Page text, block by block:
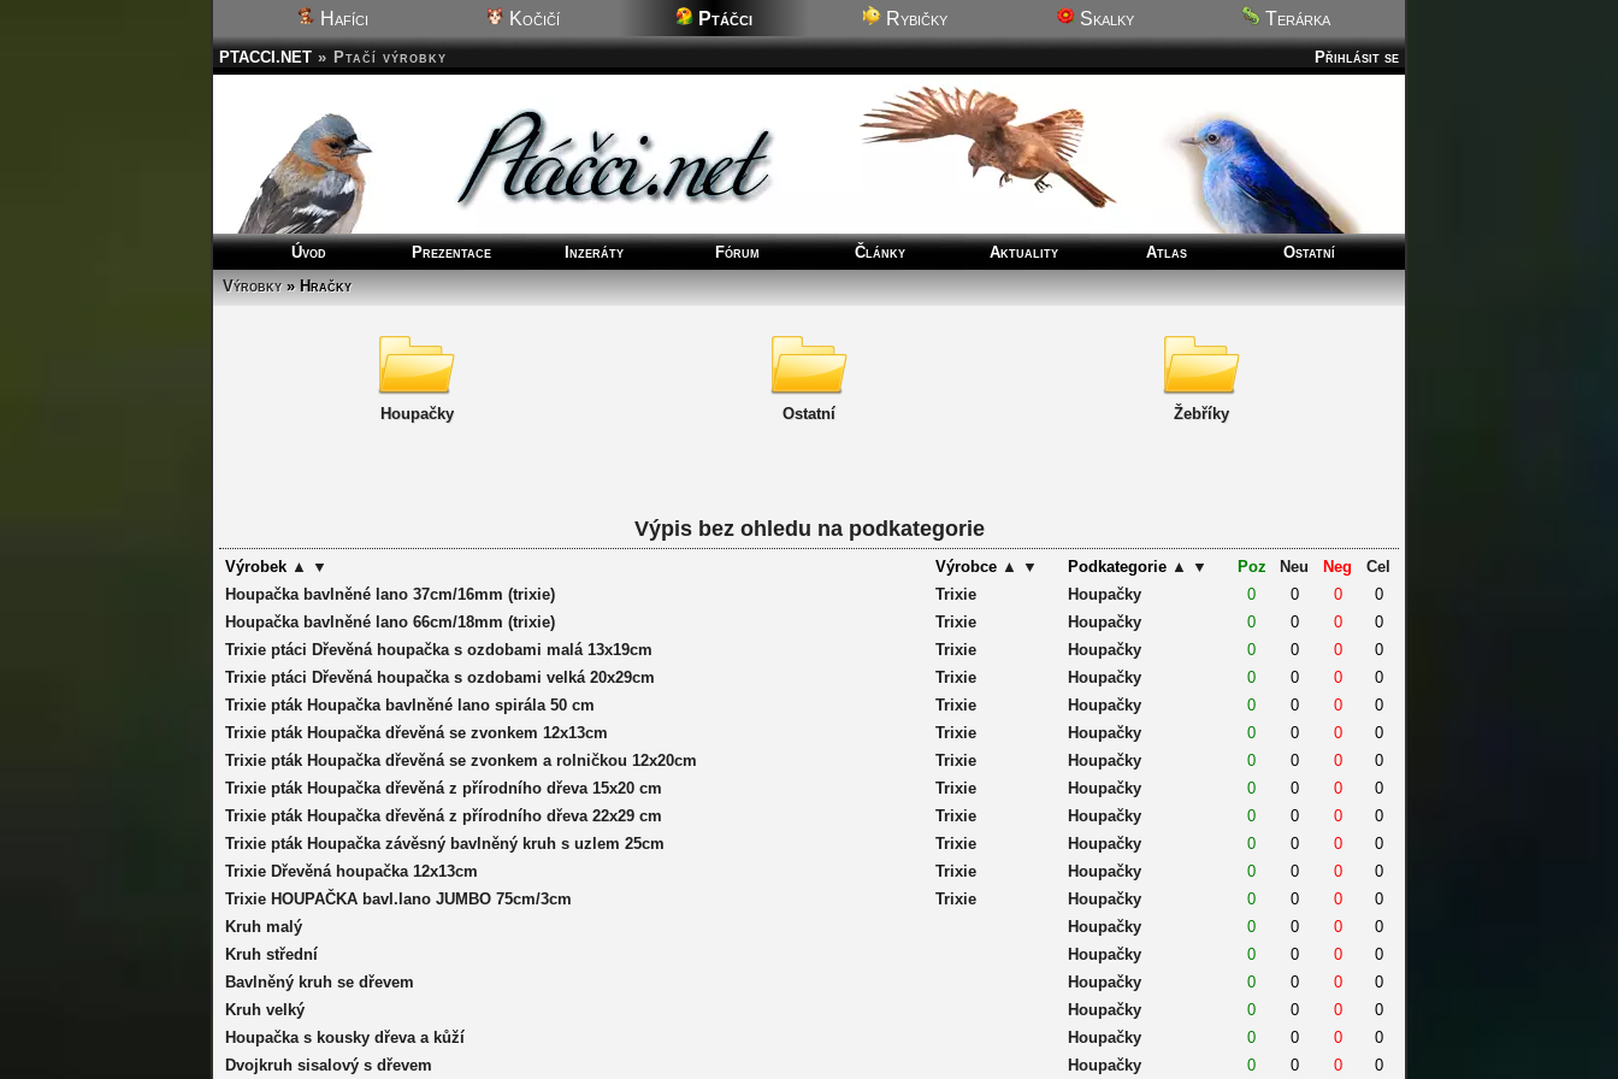
Hafíci Kočičí Ptáčci Rybičky Skalky Terárka
Přihlásit se
PTACCI.NET » Ptačí výrobky
Úvod Prezentace Inzeráty Fórum Články Aktuality Atlas
Ostatní
Výrobky» Hračky
Houpačky Ostatní Žebříky
Výpis bez ohledu na podkategorie
Výrobek ▲ ▼ Výrobce ▲ ▼ Podkategorie ▲ ▼ Poz Neu Neg
Cel
Houpačka bavlněné lano 37cm/16mm (trixie)
Trixie Houpačky 0 0 0
0
Houpačka bavlněné lano 66cm/18mm (trixie)
Trixie Houpačky 0 0 0
0
Trixie ptáci Dřevěná houpačka s ozdobami malá 13x19cm
Trixie Houpačky 0 0 0
0
Trixie ptáci Dřevěná houpačka s ozdobami velká 20x29cm
Trixie Houpačky 0 0 0
0
Trixie pták Houpačka bavlněné lano spirála 50 cm
Trixie Houpačky 0 0 0
0
Trixie pták Houpačka dřevěná se zvonkem 12x13cm
Trixie Houpačky 0 0 0
0
Trixie pták Houpačka dřevěná se zvonkem a rolničkou 12x20cm
Trixie Houpačky 0 0 0
0
Trixie pták Houpačka dřevěná z přírodního dřeva 15x20 cm
Trixie Houpačky 0 0 0
0
Trixie pták Houpačka dřevěná z přírodního dřeva 22x29 cm
Trixie Houpačky 0 0 0
0
Trixie pták Houpačka závěsný bavlněný kruh s uzlem 25cm
Trixie Houpačky 0 0 0
0
Trixie Dřevěná houpačka 12x13cm
Trixie Houpačky 0 0 0
0
Trixie HOUPAČKA bavl.lano JUMBO 75cm/3cm
Trixie Houpačky 0 0 0
0
Kruh malý
Houpačky 0 0 0
0
Kruh střední
Houpačky 0 0 0
0
Bavlněný kruh se dřevem
Houpačky 0 0 0
0
Kruh velký
Houpačky 0 0 0
0
Houpačka s kousky dřeva a kůží
Houpačky 0 0 0
0
Dvojkruh sisalový s dřevem
Houpačky 0 0 0
0